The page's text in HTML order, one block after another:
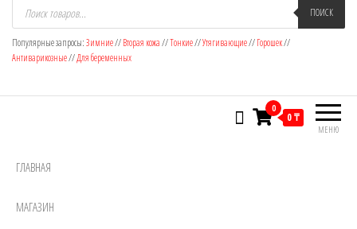
колготокфантазийные, чулки, лосины
товаров ПОИСК
Популярные запросы:Зимние//Вторая кожа//Тонкие//Утягивающие//Горошек//
Антиварикозные//Для беременных
МЕНЮ
0
0 ₸
ГЛАВНАЯ
МАГАЗИН